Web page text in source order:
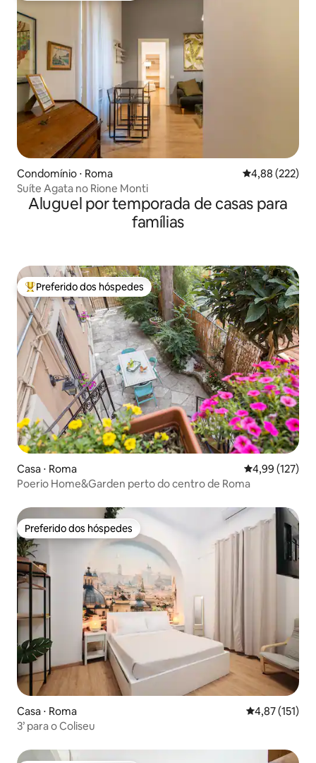
Condomínio ⋅ Roma 4,88 de uma
4,88 (222)
Suíte Agata no Rione Monti
Aluguel por temporada de casas para
famílias
Entre os melhores preferidos dos hóspedes
Preferido dos hóspedes
Casa ⋅ Roma 4,99 de uma
4,99 (127)
Poerio Home&Garden perto do centro de Roma
Preferido dos hóspedes
Preferido dos hóspedes
Casa ⋅ Roma 4,87 de uma
4,87 (151)
3’ para o Coliseu